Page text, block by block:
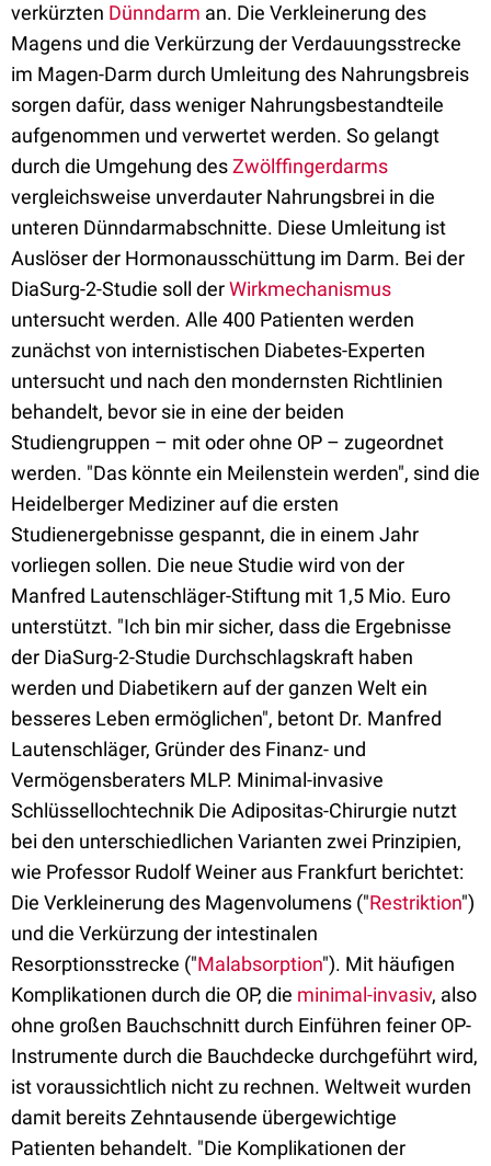
verkürzten Dünndarm an. Die Verkleinerung des
Magens und die Verkürzung der Verdauungsstrecke
im Magen-Darm durch Umleitung des Nahrungsbreis
sorgen dafür, dass weniger Nahrungsbestandteile
aufgenommen und verwertet werden. So gelangt
durch die Umgehung desZwölffingerdarms
vergleichsweise unverdauter Nahrungsbrei in die
unteren Dünndarmabschnitte. Diese Umleitung ist
Auslöser der Hormonausschüttung im Darm. Bei der
DiaSurg-2-Studie soll derWirkmechanismus
untersucht werden. Alle 400 Patienten werden
zunächst von internistischen Diabetes-Experten
untersucht und nach den mondernsten Richtlinien
behandelt, bevor sie in eine der beiden
Studiengruppen – mit oder ohne OP – zugeordnet
werden. "Das könnte ein Meilenstein werden", sind die
Heidelberger Mediziner auf die ersten
Studienergebnisse gespannt, die in einem Jahr
vorliegen sollen. Die neue Studie wird von der
Manfred Lautenschläger-Stiftung mit 1,5 Mio. Euro
unterstützt. "Ich bin mir sicher, dass die Ergebnisse
der DiaSurg-2-Studie Durchschlagskraft haben
werden und Diabetikern auf der ganzen Welt ein
besseres Leben ermöglichen", betont Dr. Manfred
Lautenschläger, Gründer des Finanz- und
Vermögensberaters MLP. Minimal-invasive
Schlüssellochtechnik Die Adipositas-Chirurgie nutzt
bei den unterschiedlichen Varianten zwei Prinzipien,
wie Professor Rudolf Weiner aus Frankfurt berichtet:
Die Verkleinerung des Magenvolumens ("Restriktion")
und die Verkürzung der intestinalen
Resorptionsstrecke ("Malabsorption"). Mit häufigen
Komplikationen durch die OP, die minimal-invasiv, also
ohne großen Bauchschnitt durch Einführen feiner OP-
Instrumente durch die Bauchdecke durchgeführt wird,
ist voraussichtlich nicht zu rechnen. Weltweit wurden
damit bereits Zehntausende übergewichtige
Patienten behandelt. "Die Komplikationen der